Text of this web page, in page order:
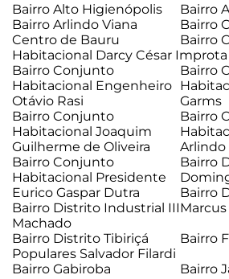
Bairro Alto Higienópolis
Bairro
Bairro Arlindo Viana
Bairro
Centro de Bauru
Bairro
Habitacional Darcy César Improta
Bairro Conjunto
Habitacional Engenheiro
Otávio Rasi
Bairro
Garms
Bairro Conjunto
Habitacional Joaquim
Guilherme de Oliveira
Bairro
Arlindo
Bairro Conjunto
Habitacional Presidente
Eurico Gaspar Dutra
Bairro
Bairro Distrito Industrial III
Bairro
Machado
Bairro Distrito Tibiriçá
Bairro
Populares Salvador Filardi
Bairro Gabiroba
Bairro